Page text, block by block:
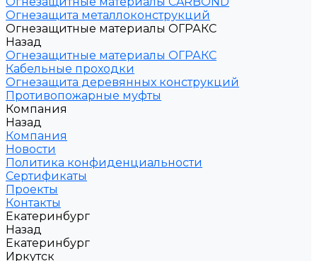
Огнезащита металлоконструкций
Огнезащитные материалы ОГРАКС
Назад
Огнезащитные материалы ОГРАКС
Кабельные проходки
Огнезащита деревянных конструкций
Противопожарные муфты
Компания
Назад
Компания
Новости
Политика конфиденциальности
Сертификаты
Проекты
Контакты
Екатеринбург
Назад
Екатеринбург
Иркутск